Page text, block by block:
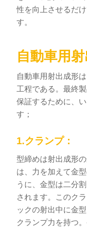
性を向上させるだ
す。
自動車用
自動車用射出成形
工程である。最終
保証するために、
す；
1.クランプ：
型締めは射出成形
は、力を加えて金
うに、金型は二分
されます。このク
ックの射出中に金
クランプ力を持つ